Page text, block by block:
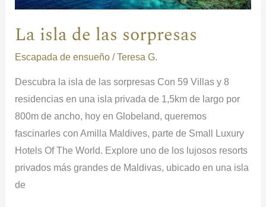
La isla de las sorpresas
Escapada de ensueño/Teresa G.
Descubra la isla de las sorpresas Con 59 Villas y 8
residencias en una isla privada de 1,5km de largo por
800m de ancho, hoy en Globeland, queremos
fascinarles con Amilla Maldives, parte de Small Luxury
Hotels Of The World. Explore uno de los lujosos resorts
privados más grandes de Maldivas, ubicado en una isla
de
sorpresas